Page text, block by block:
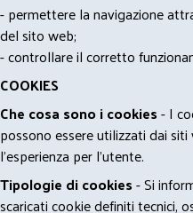
- permettere la navigazione
del sito web;
- controllare il corretto
COOKIES
Che cosa sono i cookies- I
possono essere utilizzati dai
l'esperienza per l'utente.
Tipologie di cookies- Si
scaricati cookie definiti tecnici,